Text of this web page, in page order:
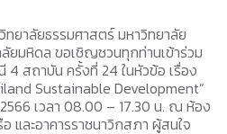
ยาลัยธรรมศาสตร์ มหาวิทยาลัย
ยมหิดล ขอเชิญชวนทุกท่านเข้าร่วม
4 สถาบัน ครั้งที่ 24 ในหัวข้อ เรื่อง
Sustainable Development”
เวลา 08.00 – 17.30 น. ณ ห้อง
และอาคารราชนาวิกสภา ผู้สนใจ